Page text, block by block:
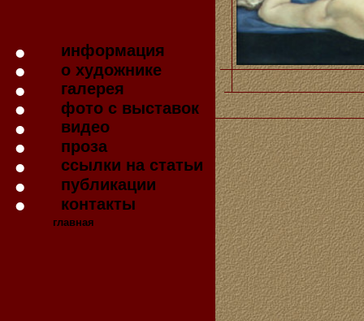
информация
о художнике
галерея
фото с выставок
видео
проза
ссылки на статьи
публикации
контакты
главная